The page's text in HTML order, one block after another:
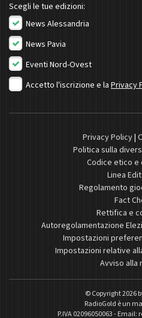
Scegli le tue edizioni:
News Alessandria
News Pavia
Eventi Nord-Ovest
Accetto l'iscrizione e la Privacy
Privacy Policy|
Politica sulla
Codice etico e
Linea
Regolamento
Fact
Rettifica e
Autoregolamentazione
Impostazioni
Impostazioni relative
Avviso alla
© Copyright 2026
RadioGold è un
P.IVA 02096050063 - Email: